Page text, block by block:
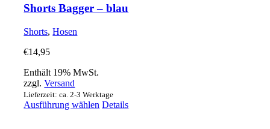
Shorts Bagger – blau
Shorts,Hosen
€14,95
Enthält 19% MwSt.
zzgl.Versand
Lieferzeit: ca. 2-3 Werktage
Ausführung wählen Dieses
Details